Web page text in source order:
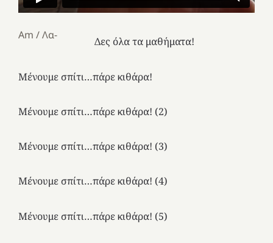
Am / Λα-
Δες όλα τα μαθήματα!
Μένουμε σπίτι…πάρε κιθάρα!
Μένουμε σπίτι…πάρε κιθάρα! (2)
Μένουμε σπίτι…πάρε κιθάρα! (3)
Μένουμε σπίτι…πάρε κιθάρα! (4)
Μένουμε σπίτι…πάρε κιθάρα! (5)